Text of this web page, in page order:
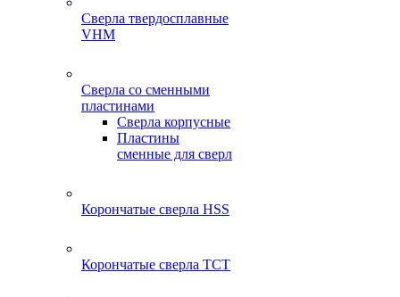
Сверла твердосплавные
VHM
Сверла со сменными
пластинами
Сверла корпусные
Пластины
сменные для сверл
Корончатые сверла HSS
Корончатые сверла TCT